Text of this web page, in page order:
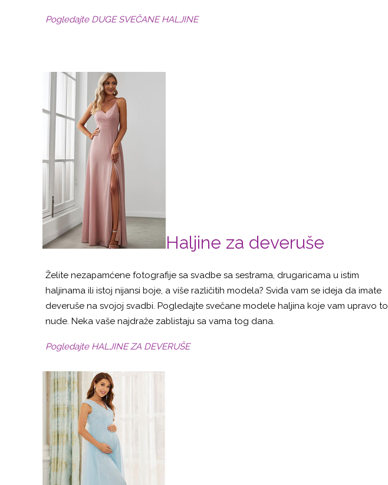
Pogledajte DUGE SVEČANE HALJINE
Haljine za deveruše
Želite nezapamćene fotografije sa svadbe sa sestrama, drugaricama u istim
haljinama ili istoj nijansi boje, a više različitih modela? Sviđa vam se ideja da imate
deveruše na svojoj svadbi. Pogledajte svečane modele haljina koje vam upravo to
nude. Neka vaše najdraže zablistaju sa vama tog dana.
Pogledajte HALJINE ZA DEVERUŠE